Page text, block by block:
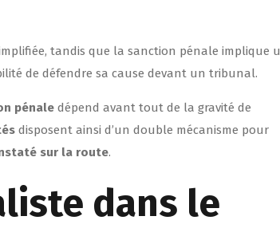
tandis que la sanction pénale implique
de défendre sa cause devant un tribunal.
pénale dépend avant tout de la gravité de
disposent ainsi d’un double mécanisme pour
sur la route.
dans le